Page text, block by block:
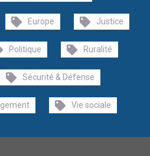
Europe Justice
Politique Ruralité
Sécurité & Défense
Vie sociale